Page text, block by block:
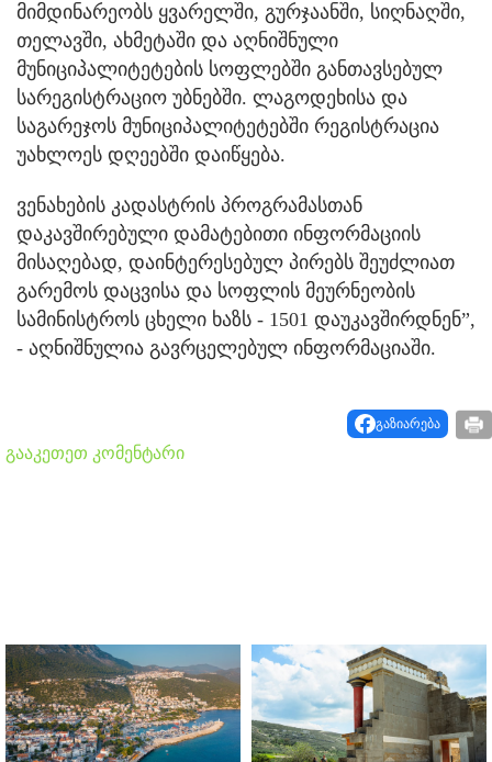
მიმდინარეობს ყვარელში, გურჯაანში, სიღნაღში,
თელავში, ახმეტაში და აღნიშნული
მუნიციპალიტეტების სოფლებში განთავსებულ
სარეგისტრაციო უბნებში. ლაგოდეხისა და
საგარეჯოს მუნიციპალიტეტებში რეგისტრაცია
უახლოეს დღეებში დაიწყება.
ვენახების კადასტრის პროგრამასთან
დაკავშირებული დამატებითი ინფორმაციის
მისაღებად, დაინტერესებულ პირებს შეუძლიათ
გარემოს დაცვისა და სოფლის მეურნეობის
სამინისტროს ცხელი ხაზს - 1501 დაუკავშირდნენ”,
- აღნიშნულია გავრცელებულ ინფორმაციაში.
გაზიარება
გააკეთეთ კომენტარი